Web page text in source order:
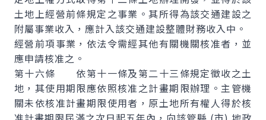
土地上經營前條規定之事業。其所得為該交通建設之
附屬事業收入，應計入該交通建設整體財務收入中。
經營前項事業，依法令需經其他有關機關核准者，並
應申請核准之。
第十六條 依第十一條及第二十三條規定徵收之土
地，其使用期限應依照核准之計畫期限辦理。主管機
關未依核准計畫期限使用者，原土地所有權人得於核